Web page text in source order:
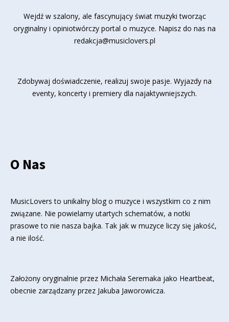
Wejdź w szalony, ale fascynujący świat muzyki tworząc
oryginalny i opiniotwórczy portal o muzyce. Napisz do nas na
redakcja@musiclovers.pl
Zdobywaj doświadczenie, realizuj swoje pasje. Wyjazdy na
eventy, koncerty i premiery dla najaktywniejszych.
O Nas
MusicLovers to unikalny blog o muzyce i wszystkim co z nim
związane. Nie powielamy utartych schematów, a notki
prasowe to nie nasza bajka. Tak jak w muzyce liczy się jakość,
a nie ilość.
Założony oryginalnie przez Michała Seremaka jako Heartbeat,
obecnie zarządzany przez Jakuba Jaworowicza.